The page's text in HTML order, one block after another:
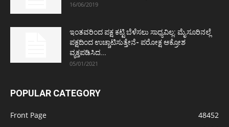
16/06/2019
ಇಂತವರಿಂದ ಪಕ್ಷ ಕಟ್ಟಿ ಬೆಳೆಸಲು ಸಾಧ್ಯವಿಲ್ಲ: ಮೈಸೂರಿನಲ್ಲೆ
ಪಕ್ಷದಿಂದ ಉಚ್ಚಾಟಿಸುತ್ತೇನೆ- ಪರೋಕ್ಷ ಆಕ್ರೋಶ
ವ್ಯಕ್ತಪಡಿಸಿದ...
05/01/2021
POPULAR CATEGORY
Front Page
48452